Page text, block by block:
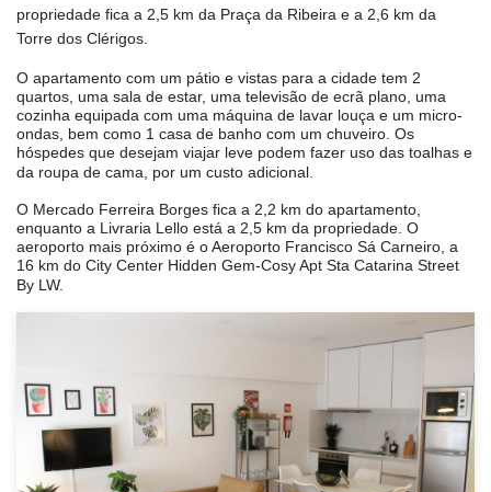
propriedade fica a 2,5 km da Praça da Ribeira e a 2,6 km da
Torre dos Clérigos.
O apartamento com um pátio e vistas para a cidade tem 2
quartos, uma sala de estar, uma televisão de ecrã plano, uma
cozinha equipada com uma máquina de lavar louça e um micro-
ondas, bem como 1 casa de banho com um chuveiro. Os
hóspedes que desejam viajar leve podem fazer uso das toalhas e
da roupa de cama, por um custo adicional.
O Mercado Ferreira Borges fica a 2,2 km do apartamento,
enquanto a Livraria Lello está a 2,5 km da propriedade. O
aeroporto mais próximo é o Aeroporto Francisco Sá Carneiro, a
16 km do City Center Hidden Gem-Cosy Apt Sta Catarina Street
By LW.